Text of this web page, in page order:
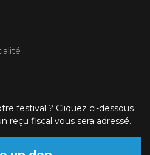
festival ? Cliquez ci-dessous
reçu fiscal vous sera adressé.